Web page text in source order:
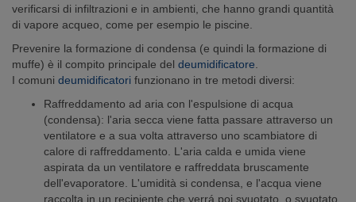
verificarsi di infiltrazioni e in ambienti, che hanno grandi quantità
di vapore acqueo, come per esempio le piscine.
Prevenire la formazione di condensa (e quindi la formazione di
muffe) è il compito principale del deumidificatore
I comuni deumidificatori funzionano in tre metodi diversi:
Raffreddamento ad aria con l'espulsione di acqua
(condensa): l'aria secca viene fatta passare attraverso un
ventilatore e a sua volta attraverso uno scambiatore di
calore di raffreddamento. L'aria calda e umida viene
aspirata da un ventilatore e raffreddata bruscamente
dell'evaporatore. L'umidità si condensa, e l'acqua viene
raccolta in un recipiente che verrá poi svuotato, o svuotato